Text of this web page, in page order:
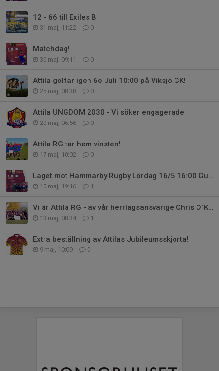
12 - 66 till Exiles B
31 maj, 11:22 0
Matchdag!
30 maj, 09:11 0
Attila golfar igen 6e Juli 10:00 på Viksjö GK!
25 maj, 08:38 0
Attila UNGDOM 2030 - Vi söker engagerade
20 maj, 06:56 0
Attila RG tar hem vinsten!
17 maj, 10:02 0
Laget mot Hammarby Rugby Lördag 16/5 16:00 Gubbängen rugbyplan
15 maj, 19:16 1
Vi är Attila RG - av vår herrlagsansvarige Chris O´Kane
13 maj, 08:34 1
Extra beställning av Attilas Jubileumsskjorta!
9 maj, 10:09 0